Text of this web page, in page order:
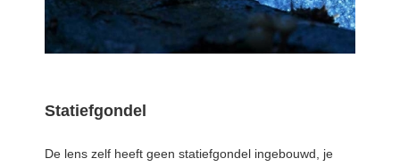
Statiefgondel
De lens zelf heeft geen statiefgondel ingebouwd, je